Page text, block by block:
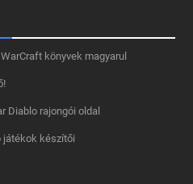
könyvek magyarul
Diablo rajongói oldal
játékok készítői